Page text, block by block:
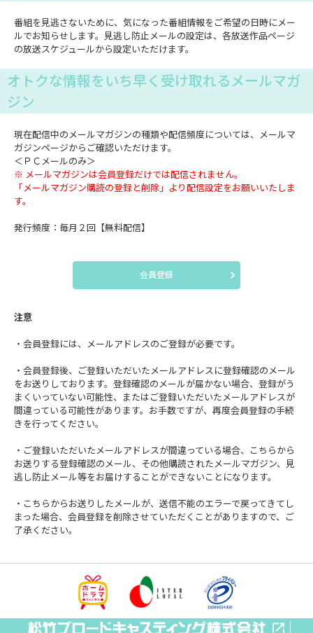
番組を見逃さないために、気になった番組情報をご希望の日時にメー
ルでお知らせします。見逃し防止メールの設定は、各放送作品ページ
の放送スケジュールから設定いただけます。
オトクな情報をいち早く受け取れるメールマガ
ジン
現在配信中のメールマガジンの種類や配信頻度については、メールマ
ガジンページからご確認いただけます。
＜ＰＣメールのみ＞
※ メールマガジンは会員登録だけでは配信されません。
「メールマガジン購読の登録と削除」より配信設定をお願いいたしま
す。
発行頻度：毎月２回【無料配信】
会員登録
注意
・会員登録には、メールアドレスのご登録が必要です。
・会員登録後、ご登録いただいたメールアドレスに登録確認のメール
をお送りしております。登録確認のメールが届かない場合、登録がう
まくいっていない可能性、またはご登録いただいたメールアドレスが
間違っている可能性があります。お手数ですが、再度会員登録の手続
きを行ってください。
・ご登録いただいたメールアドレスが間違っている場合、こちらから
お送りする登録確認のメール、その他購読されたメールマガジン、見
逃し防止メール等をお届けすることができないことになります。
・こちらからお送りしたメールが、送信不能のエラーで戻ってきてし
まった場合、会員登録を削除させていただくことがありますので、ご
了承ください。